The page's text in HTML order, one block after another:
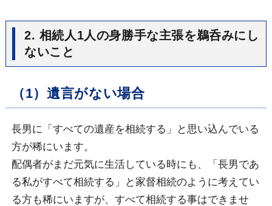
2. 相続人1人の身勝手な主張を鵜呑みにし
ないこと
（1）遺言がない場合
長男に「すべての遺産を相続する」と思い込んでいる
方が稀にいます。
配偶者がまだ元気に生活している時にも、「長男であ
る私がすべて相続する」と家督相続のように考えてい
る方も稀にいますが、すべて相続する事はできませ